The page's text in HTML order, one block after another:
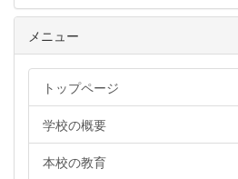
メニュー
トップページ
学校の概要
本校の教育